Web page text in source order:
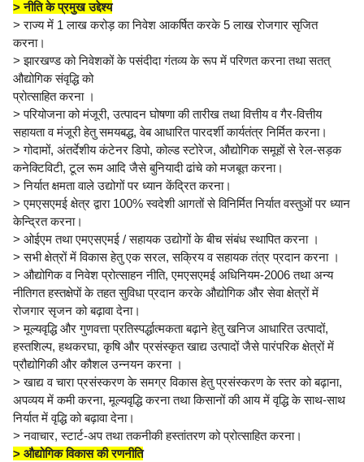
> नीति के प्रमुख उद्देश्य
> राज्य में 1 लाख करोड़ का निवेश आकर्षित करके 5 लाख रोजगार सृजित
करना।
> झारखण्ड को निवेशकों के पसंदीदा गंतव्य के रूप में परिणत करना तथा सतत्
औद्योगिक संवृद्धि को
प्रोत्साहित करना ।
> परियोजना को मंजूरी, उत्पादन घोषणा की तारीख तथा वित्तीय व गैर-वित्तीय
सहायता व मंजूरी हेतु समयबद्ध, वेब आधारित पारदर्शी कार्यतंत्र निर्मित करना।
> गोदामों, अंतर्देशीय कंटेनर डिपो, कोल्ड स्टोरेज, औद्योगिक समूहों से रेल-सड़क
कनेक्टिविटी, टूल रूम आदि जैसे बुनियादी ढांचे को मजबूत करना।
> निर्यात क्षमता वाले उद्योगों पर ध्यान केंद्रित करना।
> एमएसएमई क्षेत्र द्वारा 100% स्वदेशी आगतों से विनिर्मित निर्यात वस्तुओं पर ध्यान
केन्द्रित करना।
> ओईएम तथा एमएसएमई / सहायक उद्योगों के बीच संबंध स्थापित करना ।
> सभी क्षेत्रों में विकास हेतु एक सरल, सक्रिय व सहायक तंत्र प्रदान करना ।
> औद्योगिक व निवेश प्रोत्साहन नीति, एमएसएमई अधिनियम-2006 तथा अन्य
नीतिगत हस्तक्षेपों के तहत सुविधा प्रदान करके औद्योगिक और सेवा क्षेत्रों में
रोजगार सृजन को बढ़ावा देना।
> मूल्यवृद्धि और गुणवत्ता प्रतिस्पर्द्धात्मकता बढ़ाने हेतु खनिज आधारित उत्पादों,
हस्तशिल्प, हथकरघा, कृषि और प्रसंस्कृत खाद्य उत्पादों जैसे पारंपरिक क्षेत्रों में
प्रौद्योगिकी और कौशल उन्नयन करना ।
> खाद्य व चारा प्रसंस्करण के समग्र विकास हेतु प्रसंस्करण के स्तर को बढ़ाना,
अपव्यय में कमी करना, मूल्यवृद्धि करना तथा किसानों की आय में वृद्धि के साथ-साथ
निर्यात में वृद्धि को बढ़ावा देना।
> नवाचार, स्टार्ट-अप तथा तकनीकी हस्तांतरण को प्रोत्साहित करना।
> औद्योगिक विकास की रणनीति